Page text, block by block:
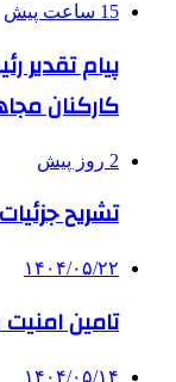
15 ساعت پیش
پیام تقدیر
کارکنان
2 روز پیش
تشریح جزئیات تصادف ۱۲
۱۴۰۴/۰۵/۲۲
تامین
۱۴۰۴/۰۵/۱۴